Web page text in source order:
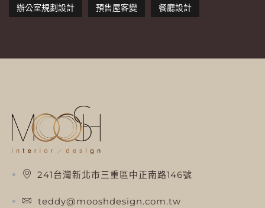
辦公室規劃設計
預售屋客變 餐廳設計
241台灣新北市三重區中正南路146號
teddy@mooshdesign.com.tw